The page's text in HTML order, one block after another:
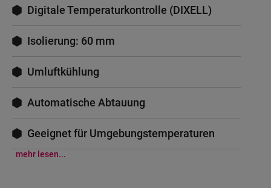
Digitale Temperaturkontrolle (DIXELL)
Isolierung: 60 mm
Umluftkühlung
Automatische Abtauung
Geeignet für Umgebungstemperaturen
mehr lesen...